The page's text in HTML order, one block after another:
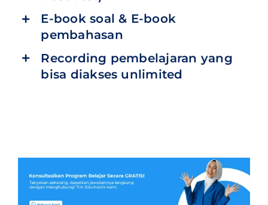
E-book soal & E-book
pembahasan
Recording pembelajaran yang
bisa diakses unlimited